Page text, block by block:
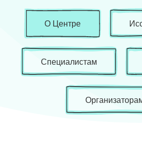
О Центре
Специалистам